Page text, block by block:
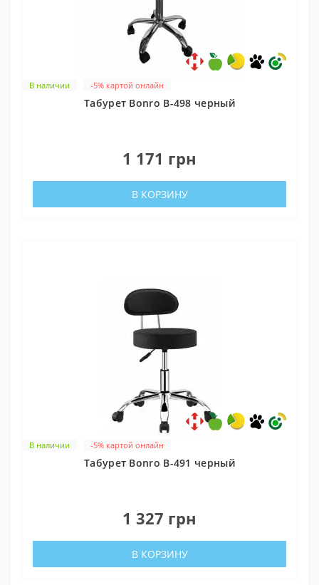
В наличии -5% картой онлайн
Табурет Bonro B-498 черный
1 171 грн
В КОРЗИНУ
В наличии -5% картой онлайн
Табурет Bonro B-491 черный
1 327 грн
В КОРЗИНУ